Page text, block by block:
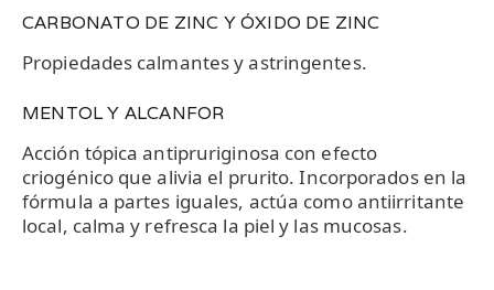
CARBONATO DE ZINC Y ÓXIDO DE ZINC
Propiedades calmantes y astringentes.
MENTOL Y ALCANFOR
Acción tópica antipruriginosa con efecto
criogénico que alivia el prurito. Incorporados en la
fórmula a partes iguales, actúa como antiirritante
local, calma y refresca la piel y las mucosas.